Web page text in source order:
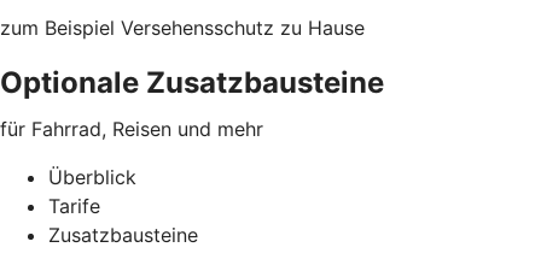
zum Beispiel Versehensschutz zu Hause
Optionale Zusatzbausteine
für Fahrrad, Reisen und mehr
Überblick
Tarife
Zusatzbausteine